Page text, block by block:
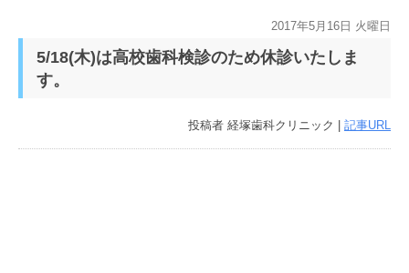
2017年5月16日 火曜日
5/18(木)は高校歯科検診のため休診いたしま
す。
投稿者 経塚歯科クリニック | 記事URL